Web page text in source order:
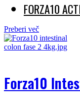
FORZA10
Preberi več
Forza10